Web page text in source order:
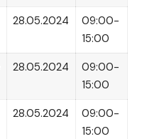
28.05.2024
09:00-
15:00
28.05.2024
09:00-
15:00
28.05.2024
09:00-
15:00